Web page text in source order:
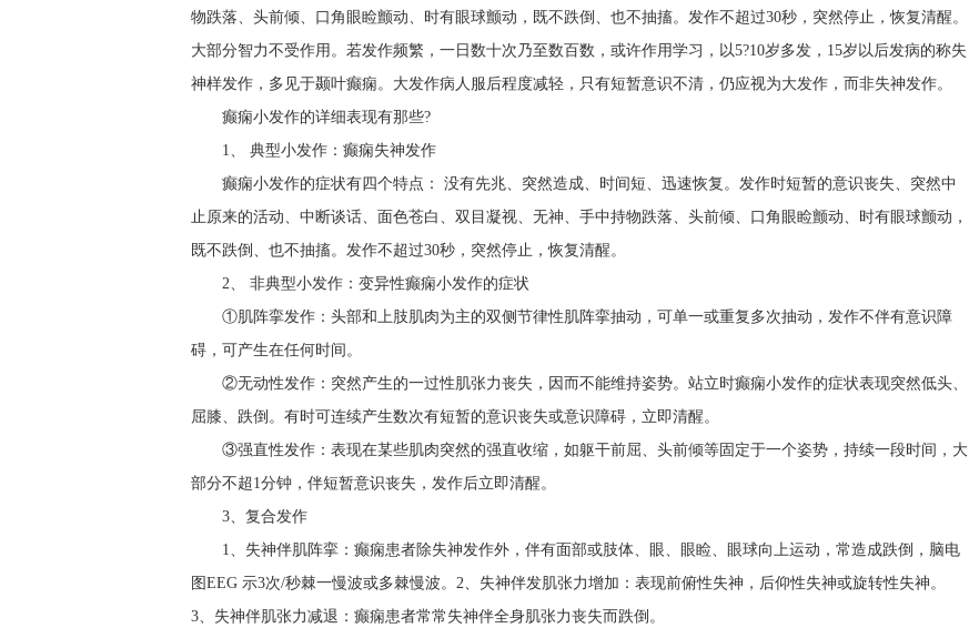
物跌落、头前倾、口角眼睑颤动、时有眼球颤动，既不跌倒、也不抽搐。发作不超过30秒，突然停止，恢复清醒。
大部分智力不受作用。若发作频繁，一日数十次乃至数百数，或许作用学习，以5?10岁多发，15岁以后发病的称失
神样发作，多见于颞叶癫痫。大发作病人服后程度减轻，只有短暂意识不清，仍应视为大发作，而非失神发作。
癫痫小发作的详细表现有那些?
1、 典型小发作：癫痫失神发作
癫痫小发作的症状有四个特点： 没有先兆、突然造成、时间短、迅速恢复。发作时短暂的意识丧失、突然中
止原来的活动、中断谈话、面色苍白、双目凝视、无神、手中持物跌落、头前倾、口角眼睑颤动、时有眼球颤动，
既不跌倒、也不抽搐。发作不超过30秒，突然停止，恢复清醒。
2、 非典型小发作：变异性癫痫小发作的症状
①肌阵挛发作：头部和上肢肌肉为主的双侧节律性肌阵挛抽动，可单一或重复多次抽动，发作不伴有意识障
碍，可产生在任何时间。
②无动性发作：突然产生的一过性肌张力丧失，因而不能维持姿势。站立时癫痫小发作的症状表现突然低头、
屈膝、跌倒。有时可连续产生数次有短暂的意识丧失或意识障碍，立即清醒。
③强直性发作：表现在某些肌肉突然的强直收缩，如躯干前屈、头前倾等固定于一个姿势，持续一段时间，大
部分不超1分钟，伴短暂意识丧失，发作后立即清醒。
3、复合发作
1、失神伴肌阵挛：癫痫患者除失神发作外，伴有面部或肢体、眼、眼睑、眼球向上运动，常造成跌倒，脑电
图EEG 示3次/秒棘一慢波或多棘慢波。2、失神伴发肌张力增加：表现前俯性失神，后仰性失神或旋转性失神。
3、失神伴肌张力减退：癫痫患者常常失神伴全身肌张力丧失而跌倒。